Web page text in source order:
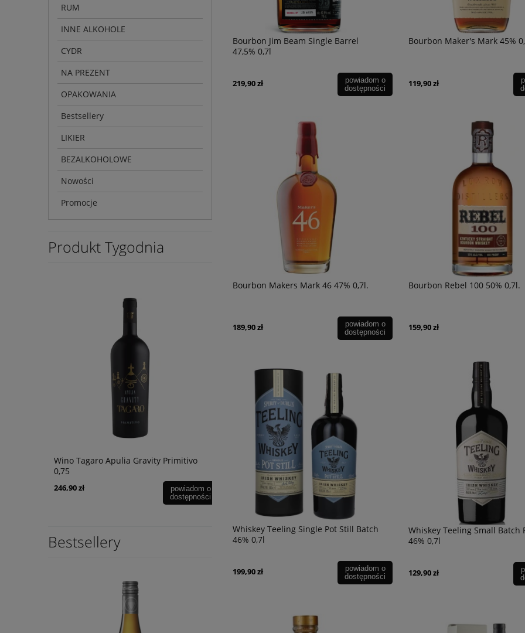
RUM
INNE ALKOHOLE
CYDR
NA PREZENT
OPAKOWANIA
Bestsellery
LIKIER
BEZALKOHOLOWE
Nowości
Promocje
Produkt Tygodnia
Wino Tagaro Apulia Gravity Primitivo
0,75
246,90 zł
powiadom o
dostępności
Wino Tagaro Pinataro Primitivo di
Manduria 0,75
powiadom o
dostępności
Wino Bonfils L'Esparrou Cabernet
Bestsellery
Bourbon Jim Beam Single Barrel
47,5% 0,7l
219,90 zł
powiadom o
dostępności
Bourbon Maker's Mark 45%
119,90 zł
Bourbon Makers Mark 46 47% 0,7l.
189,90 zł
powiadom o
dostępności
Bourbon Rebel 100 50% 0,7l.
159,90 zł
Whiskey Teeling Single Pot Still Batch
46% 0,7l
199,90 zł
powiadom o
dostępności
Whiskey Teeling Small Batch
46% 0,7l
129,90 zł